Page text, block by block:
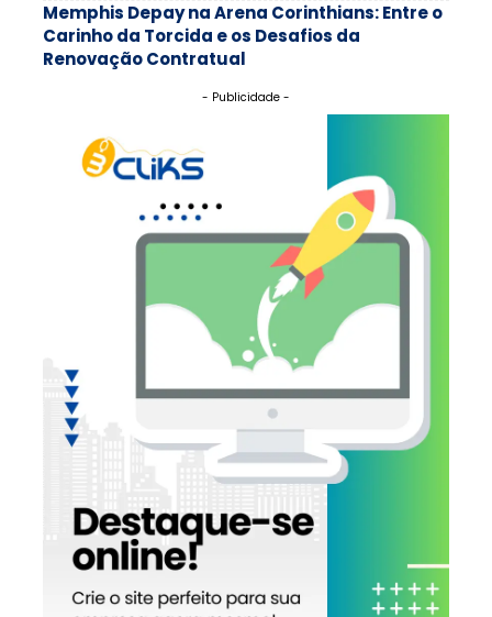
Memphis Depay na Arena Corinthians: Entre o
Carinho da Torcida e os Desafios da
Renovação Contratual
- Publicidade -